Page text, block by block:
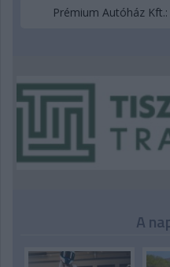
Prémium Autóház
A